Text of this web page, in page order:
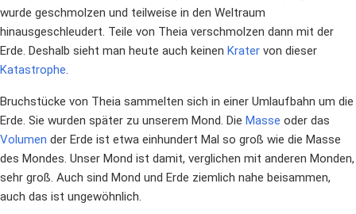
wurde geschmolzen und teilweise in den Weltraum
hinausgeschleudert. Teile von Theia verschmolzen dann mit der
Erde. Deshalb sieht man heute auch keinen Krater von dieser
Katastrophe
Bruchstücke von Theia sammelten sich in einer Umlaufbahn um die
Erde. Sie wurden später zu unserem Mond. Die Masse oder das
Volumen der Erde ist etwa einhundert Mal so groß wie die Masse
des Mondes. Unser Mond ist damit, verglichen mit anderen Monden,
sehr groß. Auch sind Mond und Erde ziemlich nahe beisammen,
auch das ist ungewöhnlich.